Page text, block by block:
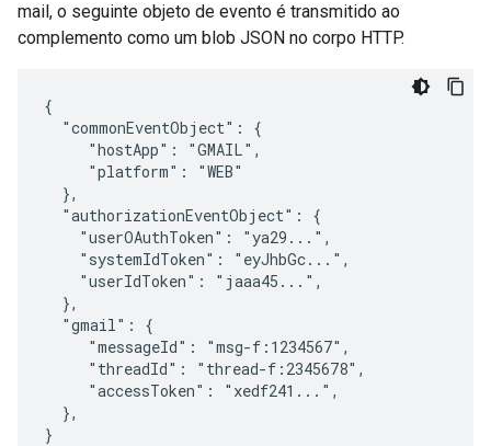
mail, o seguinte objeto de evento é transmitido ao
complemento como um blob JSON no corpo HTTP.
{
  "commonEventObject": {
     "hostApp": "GMAIL",
     "platform": "WEB"
  },
  "authorizationEventObject": {
    "userOAuthToken": "ya29...",
    "systemIdToken": "eyJhbGc...",
    "userIdToken": "jaaa45...",
  },
  "gmail": {
     "messageId": "msg-f:1234567",
     "threadId": "thread-f:2345678",
     "accessToken": "xedf241...",
  },
}